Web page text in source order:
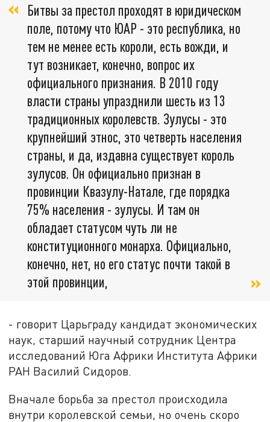
Битвы за престол проходят в юридическом
поле, потому что ЮАР - это республика, но
тем не менее есть короли, есть вожди, и
тут возникает, конечно, вопрос их
официального признания. В 2010 году
власти страны упразднили шесть из 13
традиционных королевств. Зулусы - это
крупнейший этнос, это четверть населения
страны, и да, издавна существует король
зулусов. Он официально признан в
провинции Квазулу-Натале, где порядка
75% населения - зулусы. И там он
обладает статусом чуть ли не
конституционного монарха. Официально,
конечно, нет, но его статус почти такой в
этой провинции,
- говорит Царьграду кандидат экономических
наук, старший научный сотрудник Центра
исследований Юга Африки Института Африки
РАН Василий Сидоров.
Вначале борьба за престол происходила
внутри королевской семьи, но очень скоро